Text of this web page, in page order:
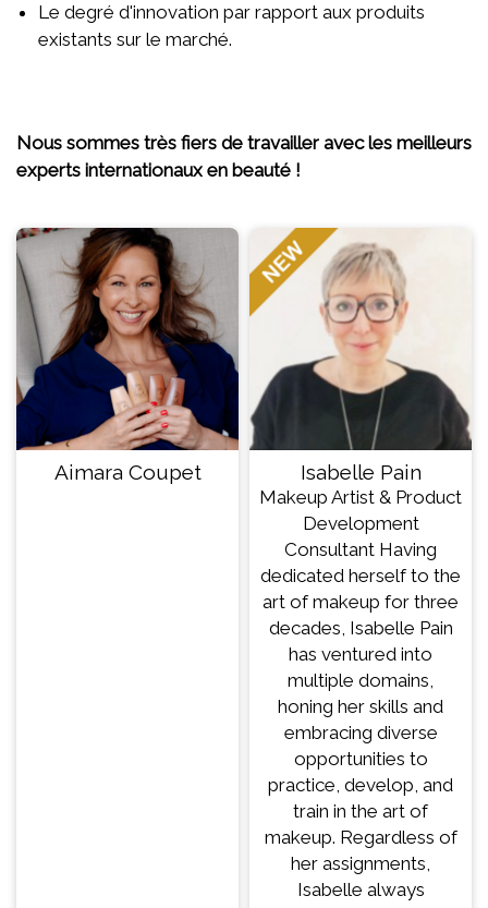
Le degré d'innovation par rapport aux produits
existants sur le marché.
Nous sommes très fiers de travailler avec les meilleurs
experts internationaux en beauté !
Aimara Coupet Isabelle Pain
Makeup Artist & Product
Development
Consultant Having
dedicated herself to the
art of makeup for three
decades, Isabelle Pain
has ventured into
multiple domains,
honing her skills and
embracing diverse
opportunities to
practice, develop, and
train in the art of
makeup. Regardless of
her assignments,
Isabelle always